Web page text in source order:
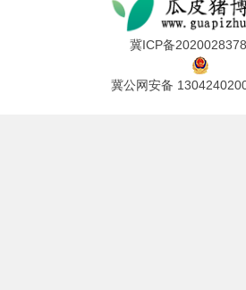
冀ICP备
冀公网安备